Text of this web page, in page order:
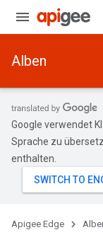
Alben
Google verwendet
Sprache zu
enthalten.
Apigee Edge